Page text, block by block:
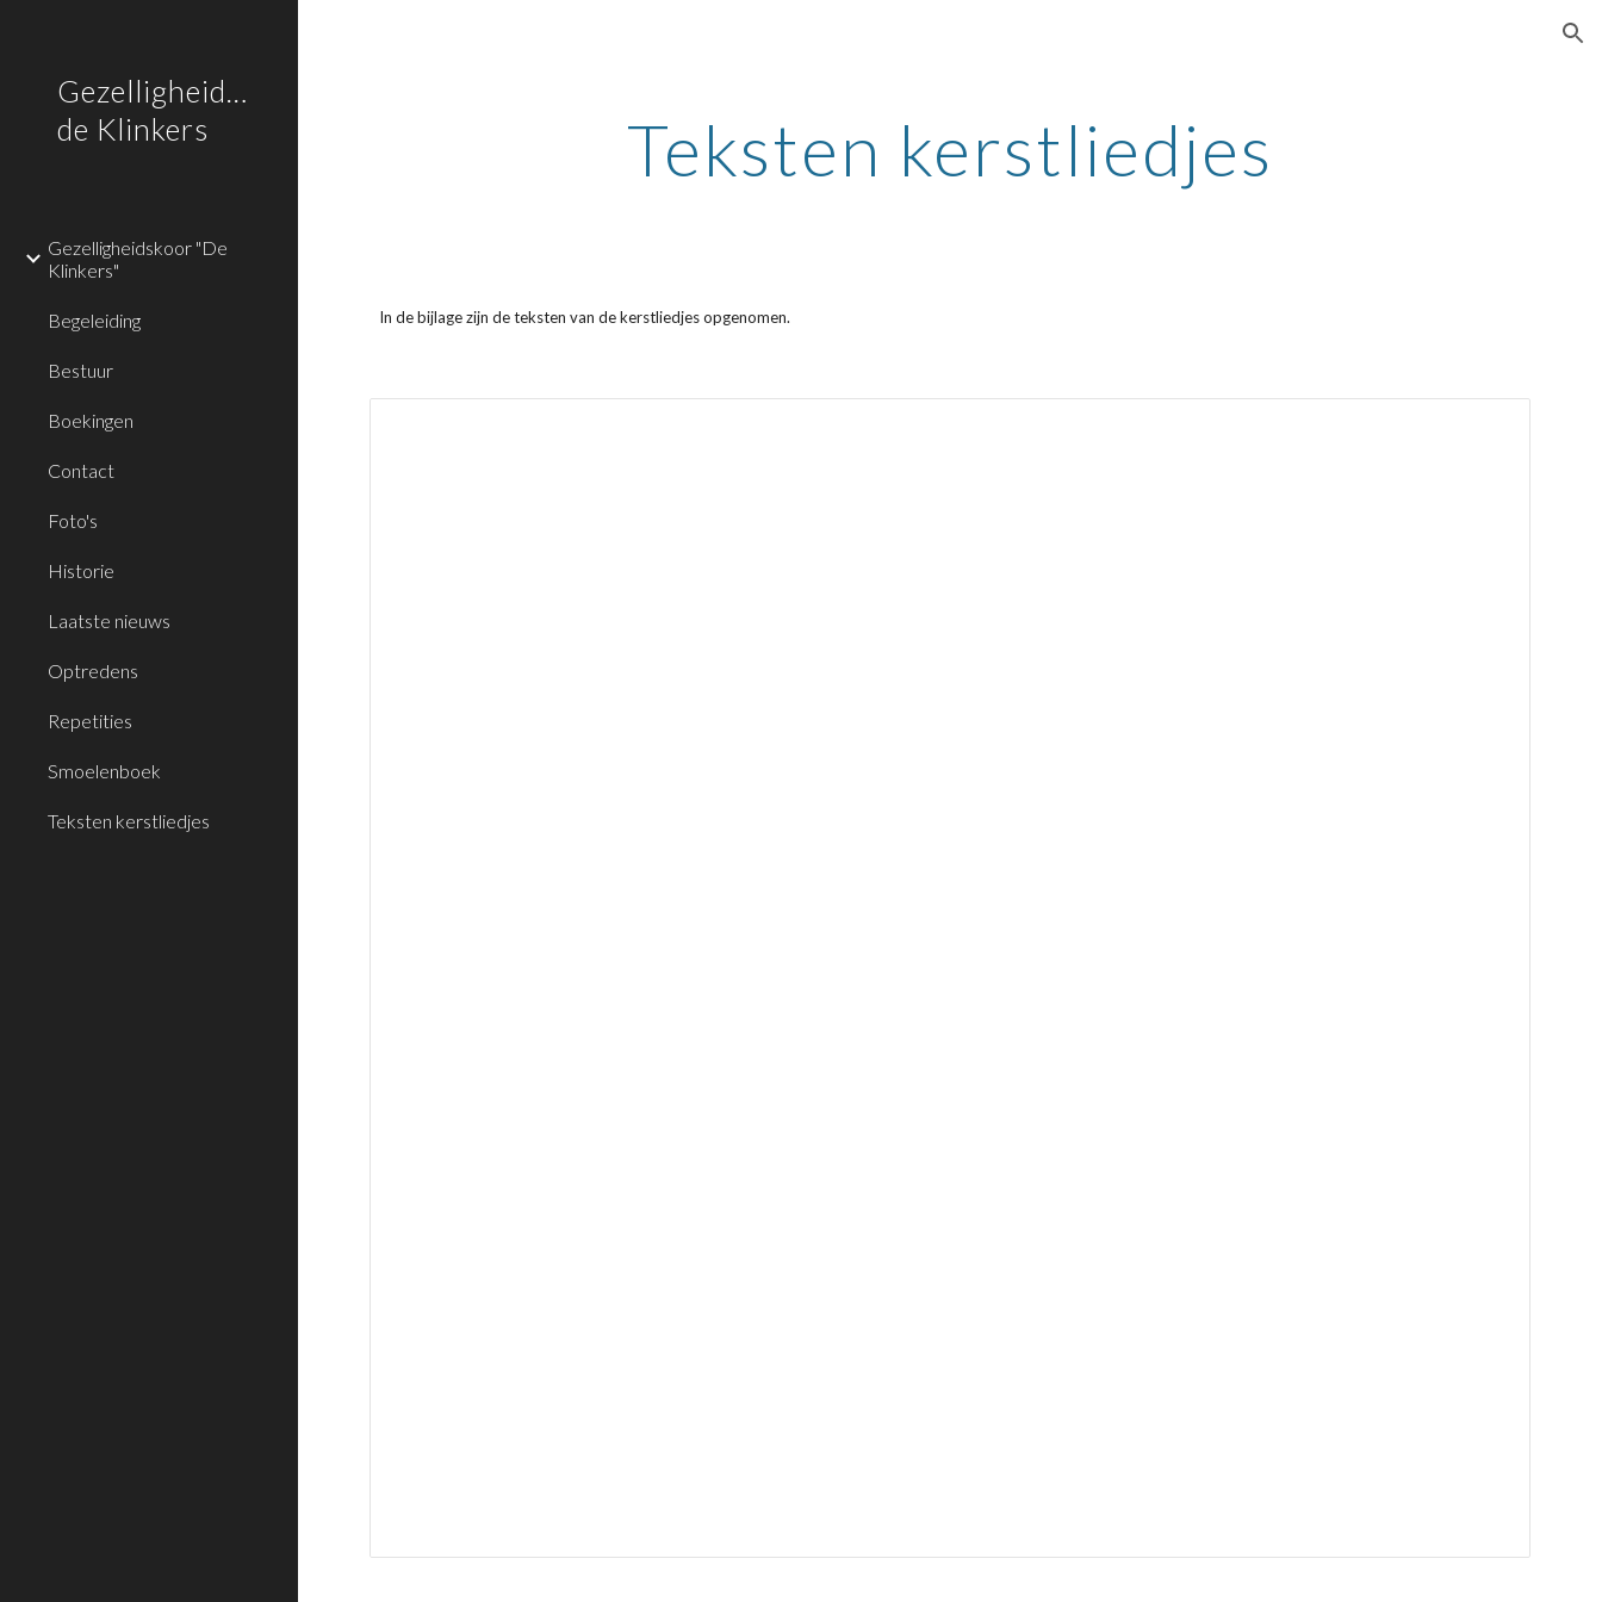
Gezelligheidskoor
de Klinkers
Gezelligheidskoor "De
Klinkers"
Begeleiding
Bestuur
Boekingen
Contact
Foto's
Historie
Laatste nieuws
Optredens
Repetities
Smoelenboek
Teksten kerstliedjes
Teksten kerstliedjes
In de bijlage zijn de teksten van de kerstliedjes opgenomen.